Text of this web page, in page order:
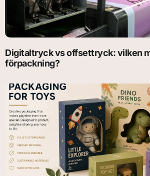
Digitaltryck vs offsettryck: vilken
förpackning?